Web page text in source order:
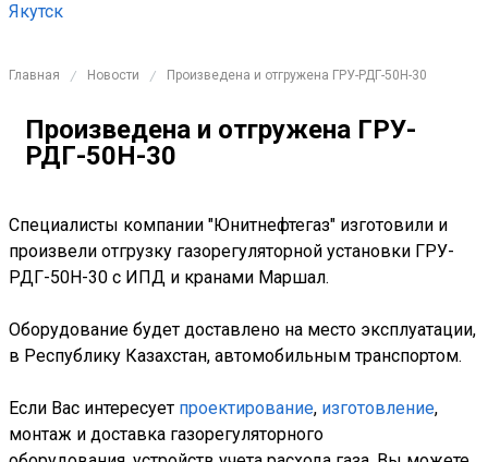
Якутск
Главная / Новости / Произведена и отгружена ГРУ-РДГ-50Н-30
Произведена и отгружена ГРУ-
РДГ-50Н-30
Специалисты компании "Юнитнефтегаз" изготовили и
произвели отгрузку газорегуляторной установки ГРУ-
РДГ-50Н-30 с ИПД и кранами Маршал.
Оборудование будет доставлено на место эксплуатации,
в Республику Казахстан, автомобильным транспортом.
Если Вас интересует проектирование, изготовление,
монтаж и доставка газорегуляторного